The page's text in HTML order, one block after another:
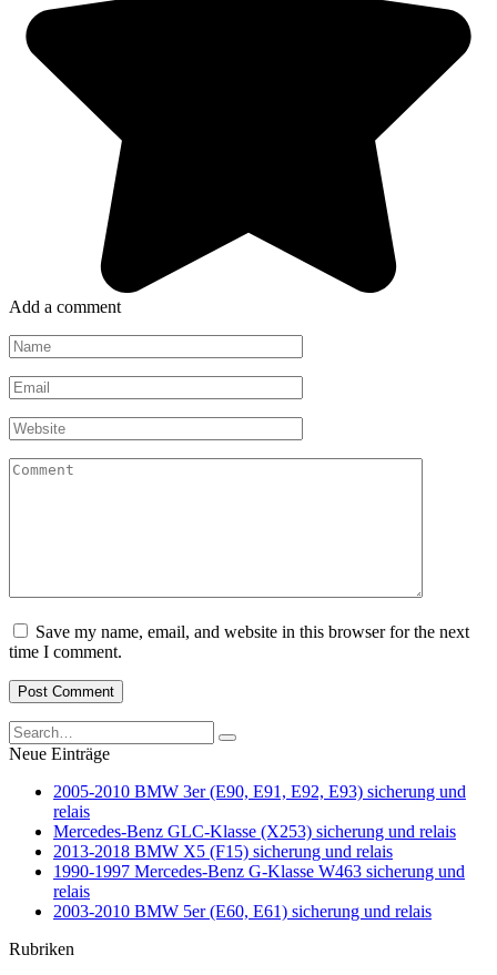
Add a comment
Name
*
Email
*
Website
Comment
Save my name, email, and website in this browser for the next
time I comment.
Search
for:
Neue Einträge
2005-2010 BMW 3er (E90, E91, E92, E93) sicherung und
relais
Mercedes-Benz GLC-Klasse (X253) sicherung und relais
2013-2018 BMW X5 (F15) sicherung und relais
1990-1997 Mercedes-Benz G-Klasse W463 sicherung und
relais
2003-2010 BMW 5er (E60, E61) sicherung und relais
Rubriken